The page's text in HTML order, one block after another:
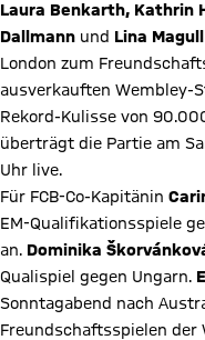
Laura Benkarth, Kathrin
Dallmann und Lina Magull
London zum
ausverkauften Wembley-
Rekord-Kulisse von
überträgt die Partie am
Uhr live.
Für FCB-Co-Kapitänin
EM-Qualifikationsspiele
an. Dominika
Qualispiel gegen Ungarn.
Sonntagabend nach
Freundschaftsspielen der